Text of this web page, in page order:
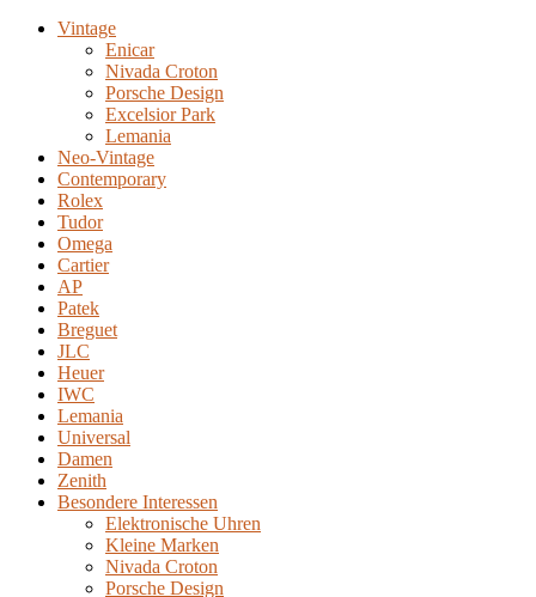
Vintage
Enicar
Nivada Croton
Porsche Design
Excelsior Park
Lemania
Neo-Vintage
Contemporary
Rolex
Tudor
Omega
Cartier
AP
Patek
Breguet
JLC
Heuer
IWC
Lemania
Universal
Damen
Zenith
Besondere Interessen
Elektronische Uhren
Kleine Marken
Nivada Croton
Porsche Design